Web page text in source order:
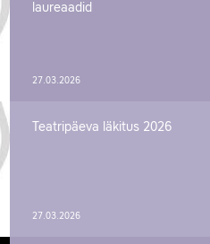
laureaadid
27.03.2026
Teatripäeva läkitus 2026
27.03.2026